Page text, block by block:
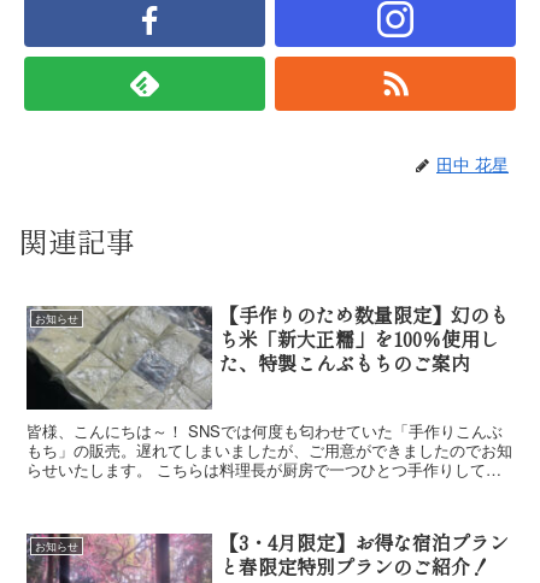
田中 花星
関連記事
お知らせ
【手作りのため数量限定】幻のも
ち米「新大正糯」を100％使用し
た、特製こんぶもちのご案内
皆様、こんにちは～！ SNSでは何度も匂わせていた「手作りこんぶ
もち」の販売。遅れてしまいましたが、ご用意ができましたのでお知
らせいたします。 こちらは料理長が厨房で一つひとつ手作りしてい
お知らせ
【3・4月限定】お得な宿泊プラン
と春限定特別プランのご紹介！